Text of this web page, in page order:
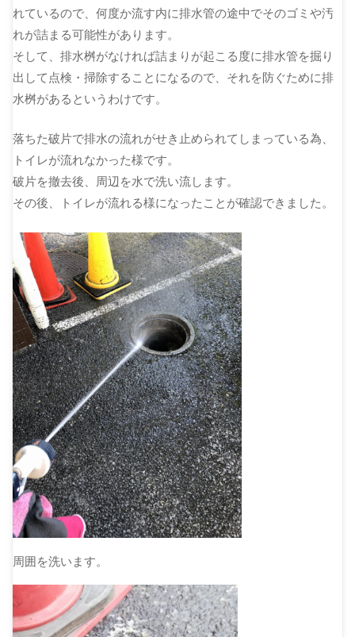
れているので、何度か流す内に排水管の途中でそのゴミや汚
れが詰まる可能性があります。
そして、排水桝がなければ詰まりが起こる度に排水管を掘り
出して点検・掃除することになるので、それを防ぐために排
水桝があるというわけです。
落ちた破片で排水の流れがせき止められてしまっている為、
トイレが流れなかった様です。
破片を撤去後、周辺を水で洗い流します。
その後、トイレが流れる様になったことが確認できました。
周囲を洗います。